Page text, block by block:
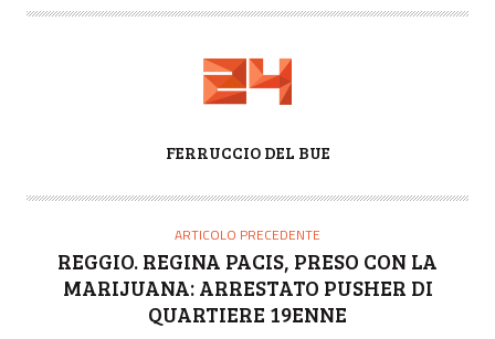
T
FERRUCCIO DEL BUE
ARTICOLO PRECEDENTE
REGGIO. REGINA PACIS, PRESO CON LA
MARIJUANA: ARRESTATO PUSHER DI
QUARTIERE 19ENNE